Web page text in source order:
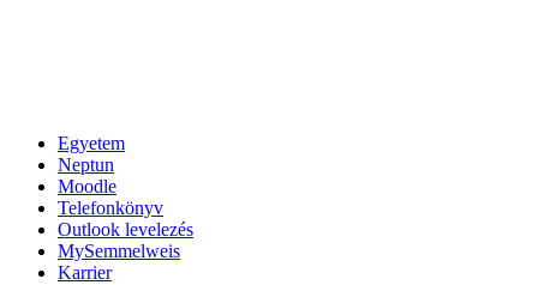
Egyetem
Neptun
Moodle
Telefonkönyv
Outlook levelezés
MySemmelweis
Karrier